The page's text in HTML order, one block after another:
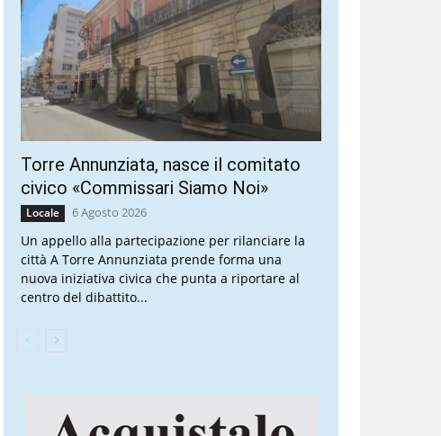
Torre Annunziata, nasce il comitato
civico «Commissari Siamo Noi»
Locale 6 Agosto 2026
Un appello alla partecipazione per rilanciare la
città A Torre Annunziata prende forma una
nuova iniziativa civica che punta a riportare al
centro del dibattito...